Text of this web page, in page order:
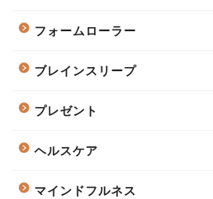
フォームローラー
ブレインスリープ
プレゼント
ヘルスケア
マインドフルネス